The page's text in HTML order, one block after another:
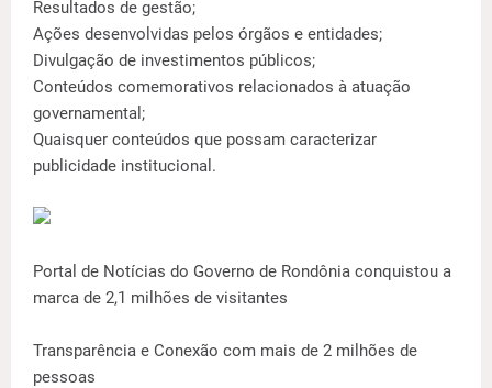
Resultados de gestão;
Ações desenvolvidas pelos órgãos e entidades;
Divulgação de investimentos públicos;
Conteúdos comemorativos relacionados à atuação
governamental;
Quaisquer conteúdos que possam caracterizar
publicidade institucional.
Portal de Notícias do Governo de Rondônia conquistou a
marca de 2,1 milhões de visitantes
Transparência e Conexão com mais de 2 milhões de
pessoas